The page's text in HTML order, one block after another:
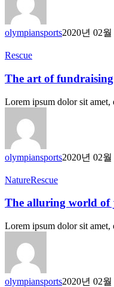
olympiansports2020년 02월
The
of
fundraising
from
scratch
Rescue
The art of
Lorem ipsum dolor sit
olympiansports2020년 02월
The
world
jellyfish
NatureRescue
The alluring world of
Lorem ipsum dolor sit
olympiansports2020년 02월